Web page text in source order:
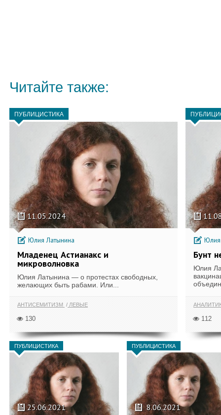
Читайте также:
ПУБЛИЦИСТИКА
11.05.2024
Юлия Латынина
Младенец Астианакс и
микроволновка
Юлия Латынина — о протестах свободных,
желающих быть рабами. Или...
АНТИСЕМИТИЗМ ЛЕВЫЕ
130
Юлия
Бунт
Юлия
112
ПУБЛИЦИСТИКА
25.06.2021
ПУБЛИЦИСТИКА
8.06.2021